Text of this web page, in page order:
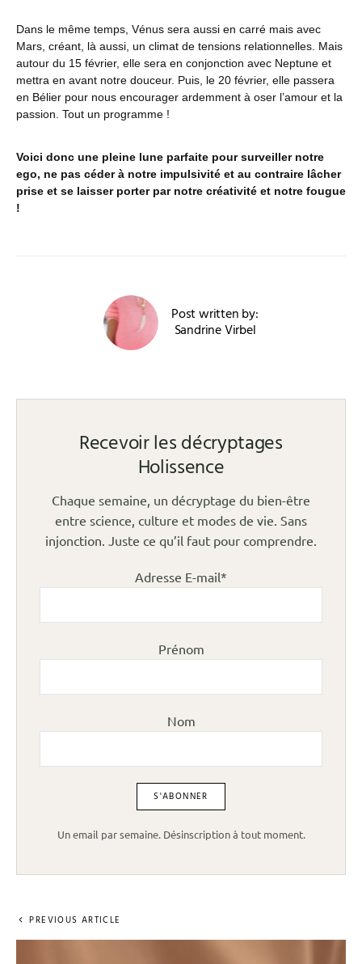
Dans le même temps, Vénus sera aussi en carré mais avec
Mars, créant, là aussi, un climat de tensions relationnelles. Mais
autour du 15 février, elle sera en conjonction avec Neptune et
mettra en avant notre douceur. Puis, le 20 février, elle passera
en Bélier pour nous encourager ardemment à oser l’amour et la
passion. Tout un programme !
Voici donc une pleine lune parfaite pour surveiller notre
ego, ne pas céder à notre impulsivité et au contraire lâcher
prise et se laisser porter par notre créativité et notre fougue
!
Post written by:
Sandrine Virbel
Recevoir les décryptages
Holissence
Chaque semaine, un décryptage du bien-être
entre science, culture et modes de vie. Sans
injonction. Juste ce qu’il faut pour comprendre.
Adresse E-mail*
Prénom
Nom
Un email par semaine. Désinscription à tout moment.
PREVIOUS ARTICLE